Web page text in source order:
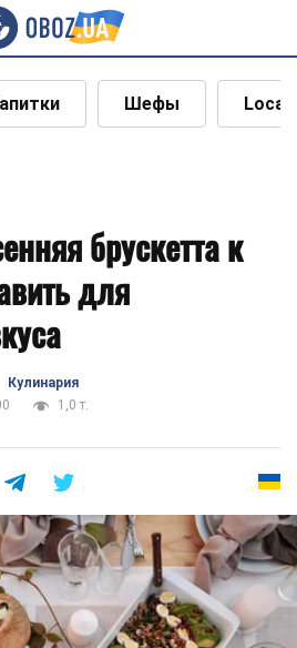
Шефы Local
брускетта к
для
Кулинария
1,0 т.